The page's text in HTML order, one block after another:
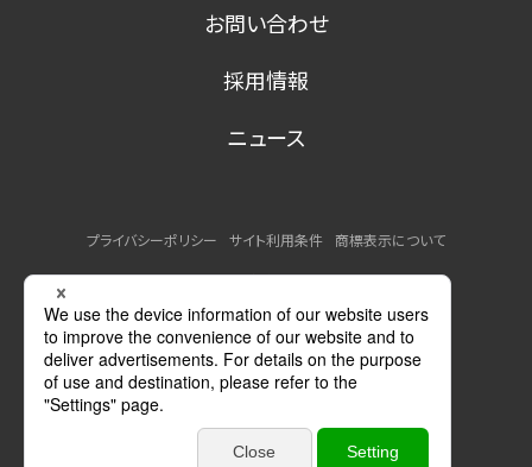
お問い合わせ
採用情報
ニュース
プライバシーポリシー サイト利用条件
商標表示について
MSDSの提供について